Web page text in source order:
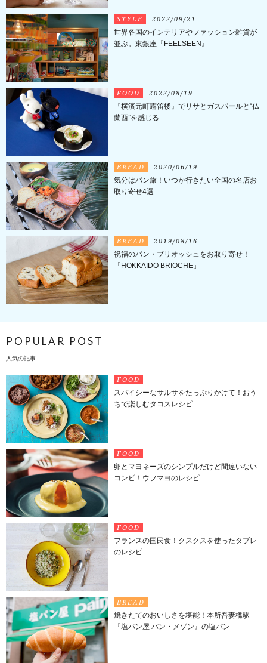
STYLE 2022/09/21
世界各国のインテリアやファッション雑貨が
並ぶ。東銀座『FEELSEEN』
FOOD 2022/08/19
『横濱元町霧笛楼』でリサとガスパールと“仏
蘭西”を感じる
BREAD 2020/06/19
気分はパン旅！いつか行きたい全国の名店お
取り寄せ4選
BREAD 2019/08/16
祝福のパン・ブリオッシュをお取り寄せ！
「HOKKAIDO BRIOCHE」
POPULAR POST
人気の記事
FOOD
スパイシーなサルサをたっぷりかけて！おう
ちで楽しむタコスレシピ
FOOD
卵とマヨネーズのシンプルだけど間違いない
コンビ！ウフマヨのレシピ
FOOD
フランスの国民食！クスクスを使ったタブレ
のレシピ
BREAD
焼きたてのおいしさを堪能！本所吾妻橋駅
『塩パン屋 パン・メゾン』の塩パン